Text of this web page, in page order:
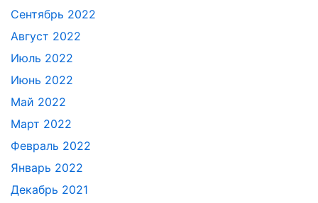
Сентябрь 2022
Август 2022
Июль 2022
Июнь 2022
Май 2022
Март 2022
Февраль 2022
Январь 2022
Декабрь 2021